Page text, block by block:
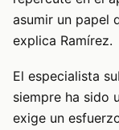
asumir un papel
explica Ramírez.
El especialista
siempre ha sido
exige un